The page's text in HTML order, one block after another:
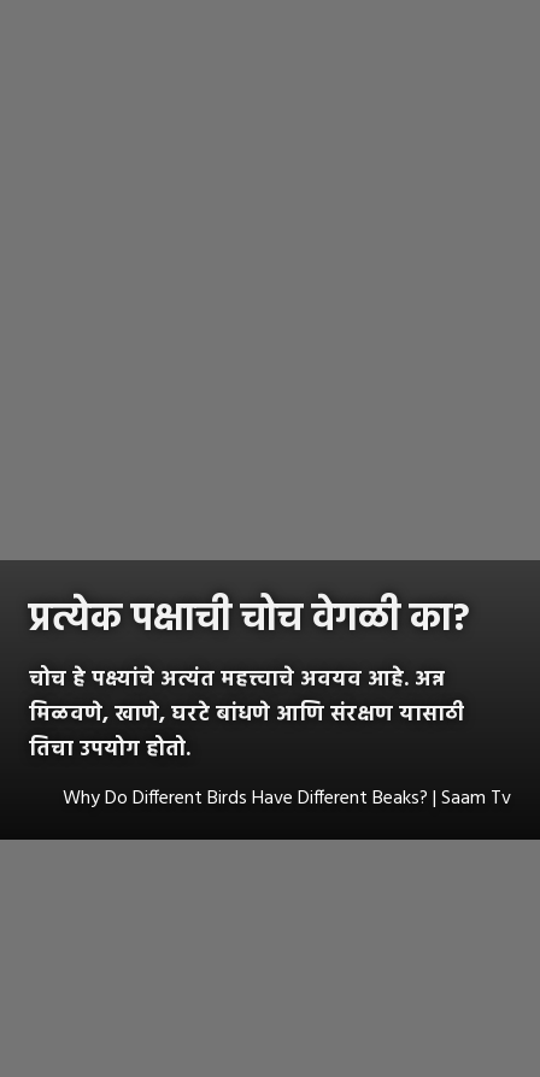
प्रत्येक पक्षाची चोच वेगळी का?
चोच हे पक्ष्यांचे अत्यंत महत्त्वाचे अवयव आहे. अन्न
मिळवणे, खाणे, घरटे बांधणे आणि संरक्षण यासाठी
तिचा उपयोग होतो.
Why Do Different Birds Have Different Beaks? | Saam Tv